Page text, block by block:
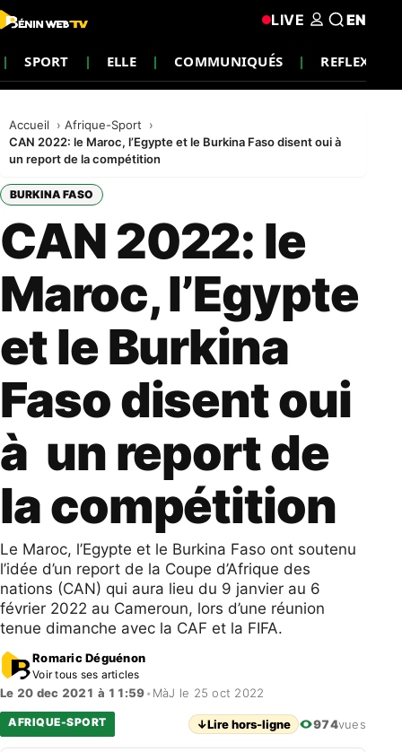
SPORT ELLE COMMUNIQUÉS REFLEXION
LIVE EN
Accueil
Afrique-Sport
CAN 2022: le Maroc, l’Egypte et le Burkina Faso disent oui à
un report de la compétition
BURKINA FASO
CAN 2022: le
Maroc, l’Egypte
et le Burkina
Faso disent oui
à un report de
la compétition
Le Maroc, l’Egypte et le Burkina Faso ont soutenu
l’idée d’un report de la Coupe d’Afrique des
nations (CAN) qui aura lieu du 9 janvier au 6
février 2022 au Cameroun, lors d’une réunion
tenue dimanche avec la CAF et la FIFA.
Romaric Déguénon
Voir tous ses articles
Le 20 dec 2021 à 11:59• MàJ le 25 oct 2022
AFRIQUE-SPORT ↓Lire hors-ligne 974vues